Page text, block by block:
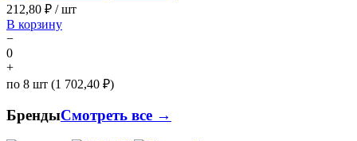
212,80 ₽ / шт
В корзину
−
0
+
по 8 шт (1 702,40 ₽)
БрендыСмотреть все →